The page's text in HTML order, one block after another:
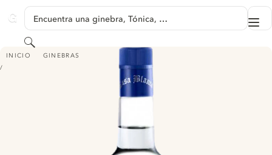
GINVENTORY
Encuentra una ginebra, Tónica, …
Buscar
INICIO GINEBRAS
CASA BLANCA EXTRA DRY GIN